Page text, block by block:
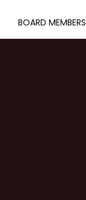
BOARD MEMBERS